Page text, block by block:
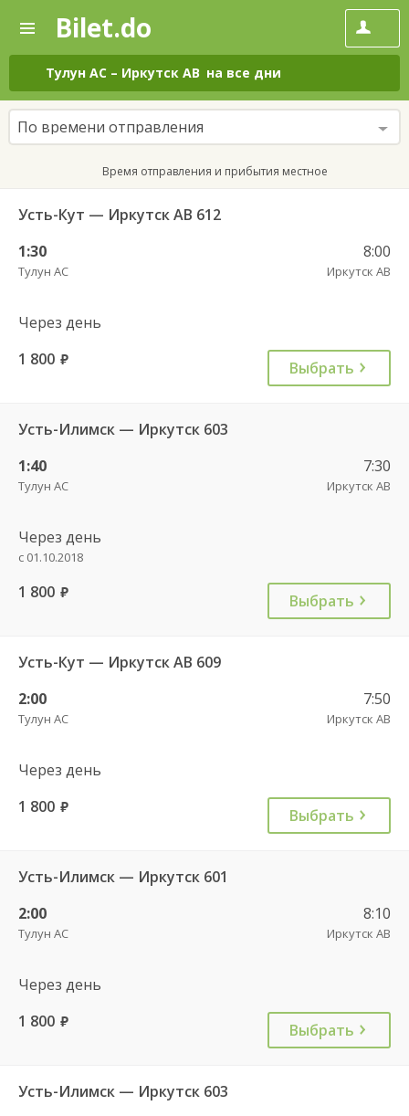
—
Поиск
и
покупка
билетов
на
автобус
онлайн
Bilet.do
Тулун АС – Иркутск АВ на все дни
По времени отправления
Время отправления и прибытия местное
Усть-Кут — Иркутск АВ 612
1:30
Тулун АС
8:00
Иркутск АВ
Через день
1 800 руб. Выбрать
Усть-Илимск — Иркутск 603
1:40
Тулун АС
7:30
Иркутск АВ
Через день
с 01.10.2018
1 800 руб. Выбрать
Усть-Кут — Иркутск АВ 609
2:00
Тулун АС
7:50
Иркутск АВ
Через день
1 800 руб. Выбрать
Усть-Илимск — Иркутск 601
2:00
Тулун АС
8:10
Иркутск АВ
Через день
1 800 руб. Выбрать
Усть-Илимск — Иркутск 603